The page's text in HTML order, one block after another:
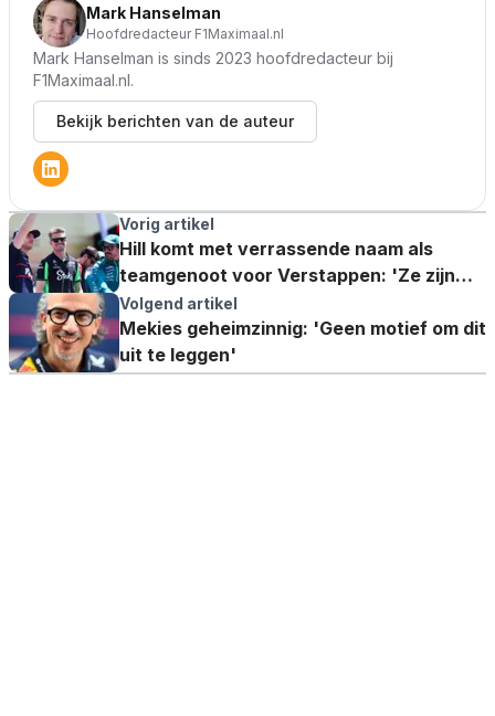
Mark Hanselman
Hoofdredacteur F1Maximaal.nl
Mark Hanselman is sinds 2023 hoofdredacteur bij
F1Maximaal.nl.
Bekijk berichten van de auteur
Vorig artikel
Hill komt met verrassende naam als
teamgenoot voor Verstappen: 'Ze zijn
goed bevriend'
Volgend artikel
Mekies geheimzinnig: 'Geen motief om dit
uit te leggen'